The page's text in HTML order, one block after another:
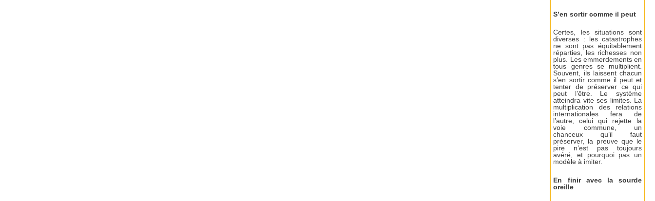
S’en sortir comme il peut
Certes, les situations sont
diverses : les catastrophes
ne sont pas équitablement
réparties, les richesses non
plus. Les emmerdements en
tous genres se multiplient.
Souvent, ils laissent chacun
s’en sortir comme il peut et
tenter de préserver ce qui
peut l’être. Le système
atteindra vite ses limites. La
multiplication des relations
internationales fera de
l’autre, celui qui rejette la
voie commune, un
chanceux qu’il faut
préserver, la preuve que le
pire n’est pas toujours
avéré, et pourquoi pas un
modèle à imiter.
En finir avec la sourde
oreille